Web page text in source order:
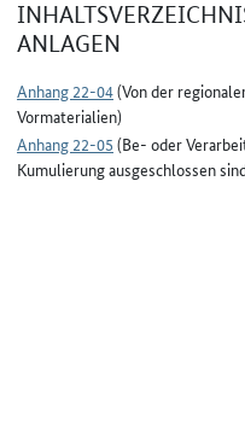
ANLAGEN
Anhang 22-04(Von der
Vormaterialien)
Anhang 22-05 (Be- oder
Kumulierung ausgeschlossen